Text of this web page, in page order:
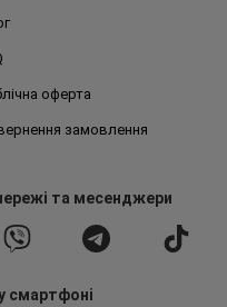
оферта
замовлення
та месенджери
смартфоні